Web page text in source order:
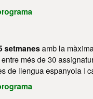
setmanesamb la
més de 30
de llengua espanyola i